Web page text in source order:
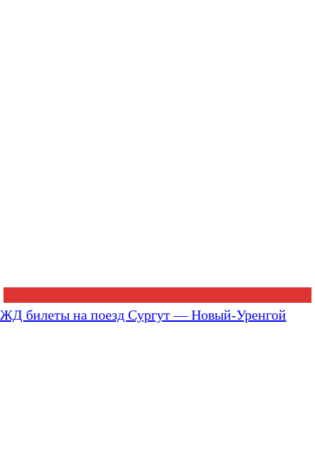
ЖД билеты на поезд Сургут — Новый-Уренгой